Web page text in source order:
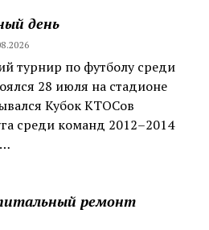
день
турнир по футболу среди
28 июля на стадионе
Кубок КТОСов
среди команд 2012–2014
ремонт